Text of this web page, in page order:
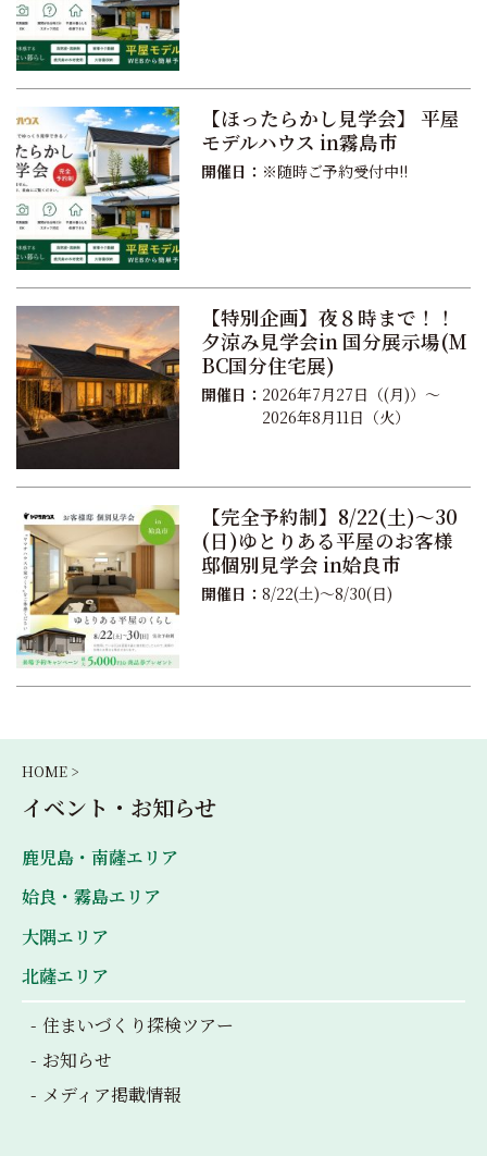
【ほったらかし見学会】 平屋
モデルハウス in霧島市
開催日： ※随時ご予約受付中!!
【特別企画】夜８時まで！！
夕涼み見学会in 国分展示場(M
BC国分住宅展)
開催日： 2026年7月27日（(月)）～
2026年8月11日（火）
【完全予約制】8/22(土)～30
(日)ゆとりある平屋のお客様
邸個別見学会 in姶良市
開催日： 8/22(土)～8/30(日)
HOME >
イベント・お知らせ
鹿児島・南薩エリア
姶良・霧島エリア
大隅エリア
北薩エリア
住まいづくり探検ツアー
お知らせ
メディア掲載情報